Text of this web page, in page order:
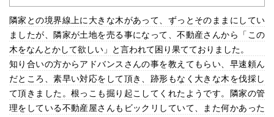
隣家との境界線上に大きな木があって、ずっとそのままにしてい
ましたが、隣家が土地を売る事になって、不動産さんから「この
木をなんとかして欲しい」と言われて困り果てておりました。
知り合いの方からアドバンスさんの事を教えてもらい、早速頼ん
だところ、素早い対応をして頂き、跡形もなく大きな木を伐採し
て頂きました。根っこも掘り起こしてくれたようです。隣家の管
理をしている不動産屋さんもビックリしていて、また何かあった